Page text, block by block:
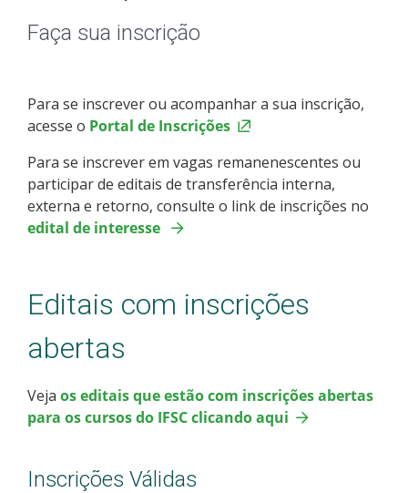
Educação a Distância
Educação de Jovens e Adultos
PartiuIF
Como posso estudar no IFSC?
Calendário de inscrições
Faça sua inscrição
Para se inscrever ou acompanhar a sua inscrição,
acesse o Portal de Inscrições
Para se inscrever em vagas remanenescentes ou
participar de editais de transferência interna,
externa e retorno, consulte o link de inscrições no
edital de interesse
Editais com inscrições
abertas
Veja os editais que estão com inscrições abertas
para os cursos do IFSC clicando aqui
Inscrições Válidas